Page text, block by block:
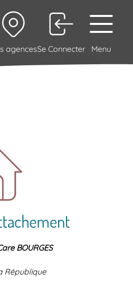
agencesSe Connecter Menu
BOURGES
République